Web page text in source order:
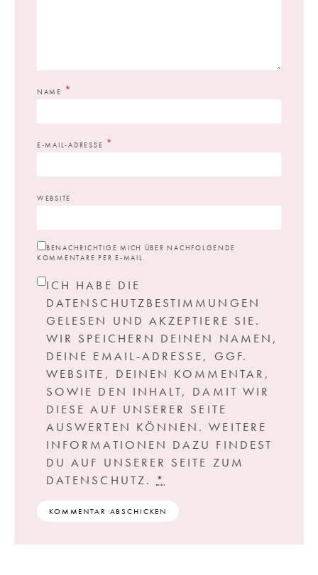
NAME *
E-MAIL-ADRESSE *
WEBSITE
BENACHRICHTIGE MICH ÜBER NACHFOLGENDE
KOMMENTARE PER E-MAIL.
ICH HABE DIE
DATENSCHUTZBESTIMMUNGEN
GELESEN UND AKZEPTIERE SIE.
WIR SPEICHERN DEINEN NAMEN,
DEINE EMAIL-ADRESSE, GGF.
WEBSITE, DEINEN KOMMENTAR,
SOWIE DEN INHALT, DAMIT WIR
DIESE AUF UNSERER SEITE
AUSWERTEN KÖNNEN. WEITERE
INFORMATIONEN DAZU FINDEST
DU AUF UNSERER SEITE ZUM
DATENSCHUTZ. *